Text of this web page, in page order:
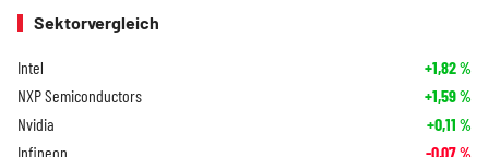
Sektorvergleich
Intel +1,82%
NXP Semiconductors +1,59%
Nvidia +0,11 %
Infineon -0,07%